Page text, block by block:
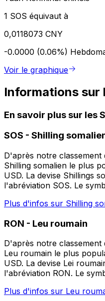
1 SOS équivaut à
0,0118073 CNY
-0.0000 (0.06%)
Voir le graphique
Informations sur
En savoir plus sur les
SOS - Shilling
D'après notre classement
Shilling somalien le plus
USD. La devise Shillings
l'abréviation SOS. Le
Plus d'infos sur Shilling
RON - Leu roumain
D'après notre classement
Leu roumain le plus
USD. La devise Lei
l'abréviation RON. Le
Plus d'infos sur Leu